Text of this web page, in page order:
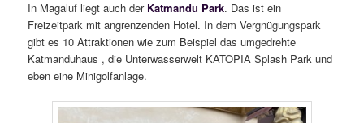
In Magaluf liegt auch der Katmandu Park. Das ist ein
Freizeitpark mit angrenzenden Hotel. In dem Vergnügungspark
gibt es 10 Attraktionen wie zum Beispiel das umgedrehte
Katmanduhaus , die Unterwasserwelt KATOPIA Splash Park und
eben eine Minigolfanlage.